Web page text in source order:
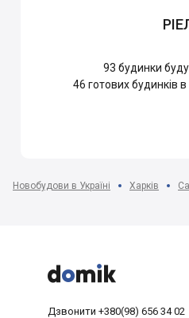
93 будинки
46 готових будинків
Новобудови в Україні Харків



Дзвонити +380(98) 656 34 02